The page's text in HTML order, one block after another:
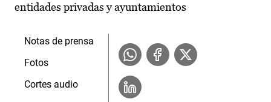
entidades privadas y ayuntamientos
Notas de prensa
Fotos
Cortes audio